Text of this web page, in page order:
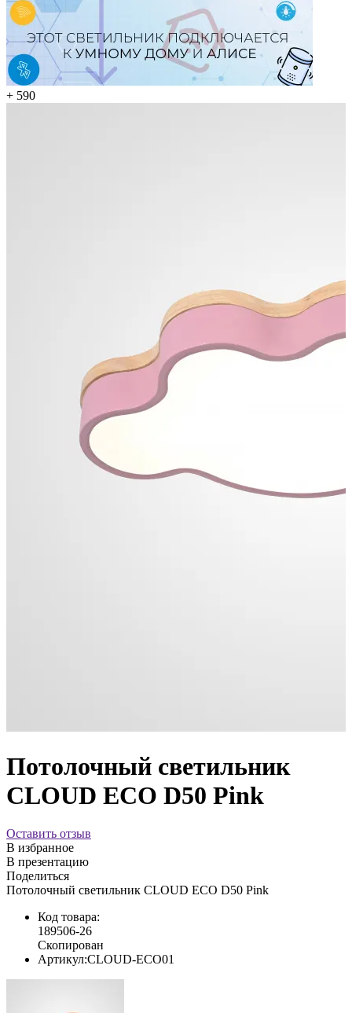
+ 590
Потолочный светильник
CLOUD ECO D50 Pink
Оставить отзыв
В избранное
В презентацию
Поделиться
Потолочный светильник CLOUD ECO D50 Pink
Код товара:
189506-26
Скопирован
Артикул:CLOUD-ECO01